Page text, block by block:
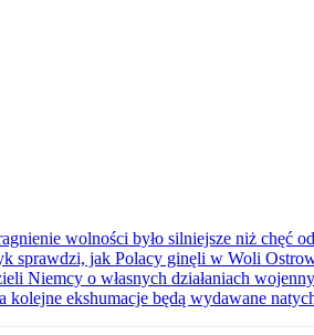
wolności było silniejsze niż chęć
sprawdzi, jak Polacy ginęli w Woli
Niemcy o własnych działaniach
ekshumacje będą wydawane